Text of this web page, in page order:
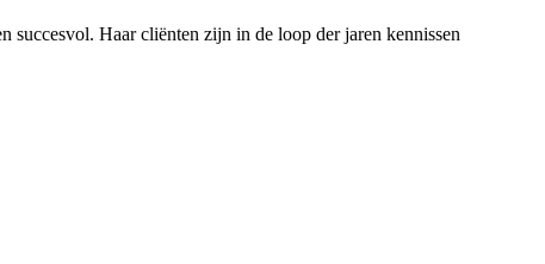
succesvol. Haar cliënten zijn in de loop der jaren kennissen